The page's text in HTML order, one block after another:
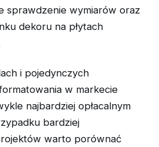
sprawdzenie wymiarów oraz
dekoru na płytach
i pojedynczych
w markecie
najbardziej opłacalnym
bardziej
warto porównać